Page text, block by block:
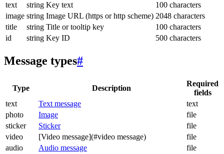
text
string Key text
100 characters
image string Image URL (https or http scheme) 2048 characters
title
string Title or tooltip key
100 characters
id
string Key ID 500 characters
Message types#
Type Description
Required
fields
text
Text message
text
photo
Image
file
sticker
Sticker
file
video
[Video message](#video message)
file
audio
Audio message file